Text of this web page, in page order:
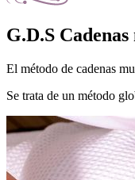
G.D.S
El método de cadenas
Se trata de un método